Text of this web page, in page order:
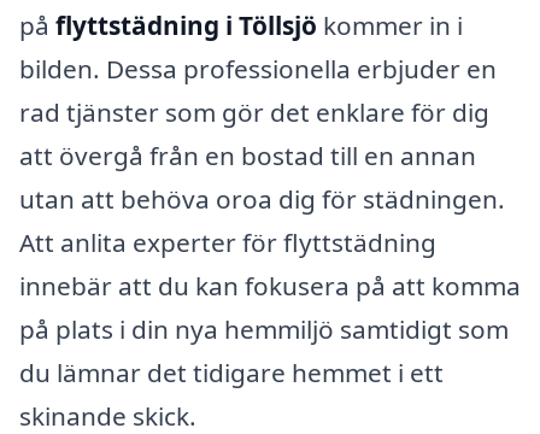
på flyttstädning i Töllsjö kommer in i
bilden. Dessa professionella erbjuder en
rad tjänster som gör det enklare för dig
att övergå från en bostad till en annan
utan att behöva oroa dig för städningen.
Att anlita experter för flyttstädning
innebär att du kan fokusera på att komma
på plats i din nya hemmiljö samtidigt som
du lämnar det tidigare hemmet i ett
skinande skick.